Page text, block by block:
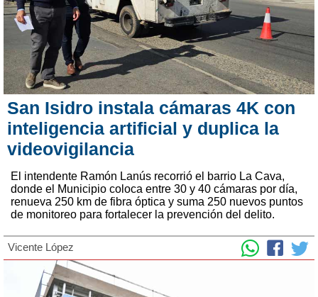
San Isidro instala cámaras 4K con
inteligencia artificial y duplica la
videovigilancia
El intendente Ramón Lanús recorrió el barrio La Cava,
donde el Municipio coloca entre 30 y 40 cámaras por día,
renueva 250 km de fibra óptica y suma 250 nuevos puntos
de monitoreo para fortalecer la prevención del delito.
Vicente López